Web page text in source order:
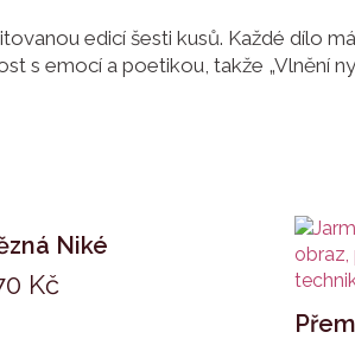
edicí šesti kusů. Každé dílo
s emocí a poetikou, takže „Vlnění
Niké
Kč